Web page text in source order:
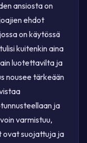
ansiosta on
ehdot
on käytössä
kuitenkin aina
luotettavilta ja
nousee tärkeään
ja
varmistuu,
ovat suojattuja ja